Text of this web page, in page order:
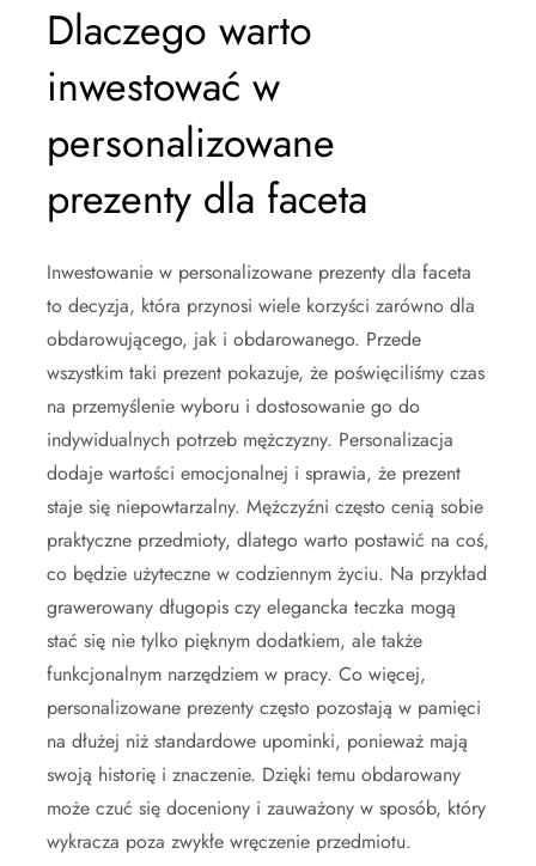
Dlaczego warto
inwestować w
personalizowane
prezenty dla faceta
Inwestowanie w personalizowane prezenty dla faceta
to decyzja, która przynosi wiele korzyści zarówno dla
obdarowującego, jak i obdarowanego. Przede
wszystkim taki prezent pokazuje, że poświęciliśmy czas
na przemyślenie wyboru i dostosowanie go do
indywidualnych potrzeb mężczyzny. Personalizacja
dodaje wartości emocjonalnej i sprawia, że prezent
staje się niepowtarzalny. Mężczyźni często cenią sobie
praktyczne przedmioty, dlatego warto postawić na coś,
co będzie użyteczne w codziennym życiu. Na przykład
grawerowany długopis czy elegancka teczka mogą
stać się nie tylko pięknym dodatkiem, ale także
funkcjonalnym narzędziem w pracy. Co więcej,
personalizowane prezenty często pozostają w pamięci
na dłużej niż standardowe upominki, ponieważ mają
swoją historię i znaczenie. Dzięki temu obdarowany
może czuć się doceniony i zauważony w sposób, który
wykracza poza zwykłe wręczenie przedmiotu.